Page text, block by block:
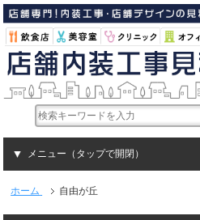
メニュー（タップで開閉）
ホーム 自由が丘